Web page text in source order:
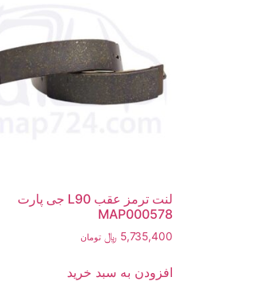
لنت ترمز عقب L90 جی پارت
MAP000578
5,735,400 ﷼ تومان
افزودن به سبد خرید